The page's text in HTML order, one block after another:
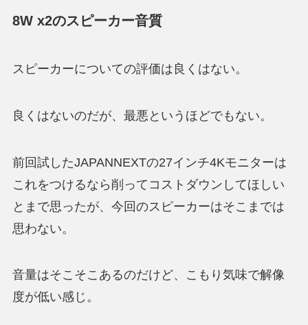
8W x2のスピーカー音質
スピーカーについての評価は良くはない。
良くはないのだが、最悪というほどでもない。
前回試したJAPANNEXTの27インチ4Kモニターは
これをつけるなら削ってコストダウンしてほしい
とまで思ったが、今回のスピーカーはそこまでは
思わない。
音量はそこそこあるのだけど、こもり気味で解像
度が低い感じ。